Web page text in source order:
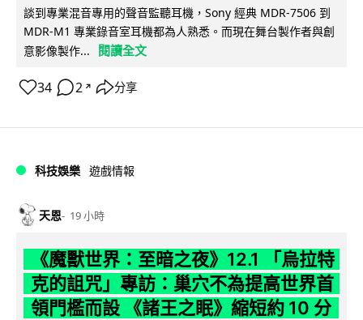
談到專業混音專用的聲音監聽耳機，Sony 經典 MDR-7506 到
MDR-M1 專業錄音室耳機都為人熟悉。而現在舞台製作者與創
意影像製作...
閱讀全文
34 2 ↗ 分享
科技娛樂 遊戲情報
天恩 19 小時
《魔獸世界：至暗之夜》12.1 「烏拉特
克的詛咒」專訪：巢穴不為提高世界首
領門檻而設 《諸王之眠》縮短約 10 分